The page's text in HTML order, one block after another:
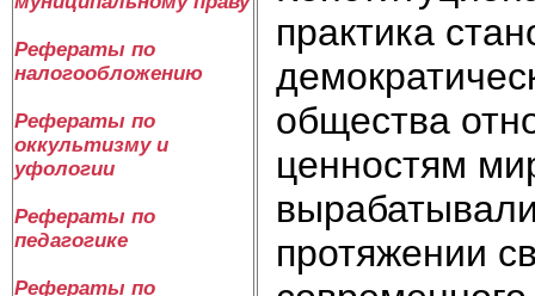
Рефераты по
налогообложению
Рефераты по
оккультизму и
уфологии
Рефераты по
педагогике
Рефераты по
практика
общества
ценностям
протяжении